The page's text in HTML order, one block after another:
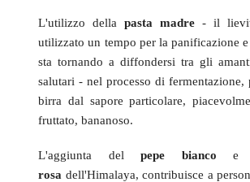
L'utilizzo dellapasta madre- il
utilizzato un tempo per la panificazione
sta tornando a diffondersi tra gli
salutari - nel processo di fermentazione,
birra dal sapore particolare,
fruttato, bananoso.
L'aggiunta delpepe bianco e
rosa dell'Himalaya, contribuisce a